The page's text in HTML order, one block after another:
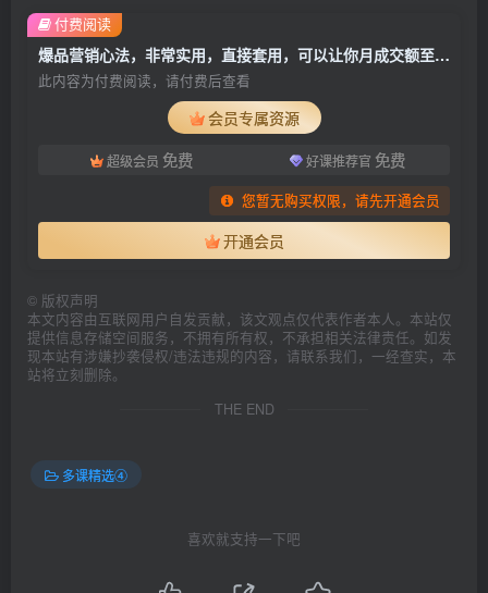
爆品营销心法，非常实用，直接套用，可以让你月成交额至少100万以上
此内容为付费阅读，请付费后查看
会员专属资源
超级会员 免费 好课推荐官 免费
您暂无购买权限，请先开通会员
开通会员
付费阅读
© 版权声明
本文内容由互联网用户自发贡献，该文观点仅代表作者本人。本站仅
提供信息存储空间服务，不拥有所有权，不承担相关法律责任。如发
现本站有涉嫌抄袭侵权/违法违规的内容，请联系我们，一经查实，本
站将立刻删除。
THE END
多课精选④
喜欢就支持一下吧